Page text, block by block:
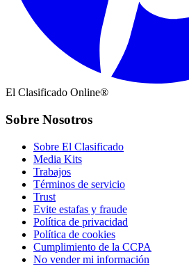
El Clasificado Online®
Sobre Nosotros
Sobre El Clasificado
Media Kits
Trabajos
Términos de servicio
Trust
Evite estafas y fraude
Política de privacidad
Política de cookies
Cumplimiento de la CCPA
No vender mi información